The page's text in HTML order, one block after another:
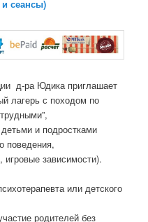
и сеансы)
д-ра Юдика приглашает
лагерь с походом по
и подростками
поведения,
игровые зависимости).
или детского
родителей без